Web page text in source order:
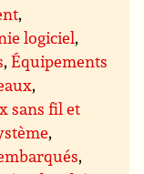
,
logiciel,
,Équipements
,
sans fil et
,
,